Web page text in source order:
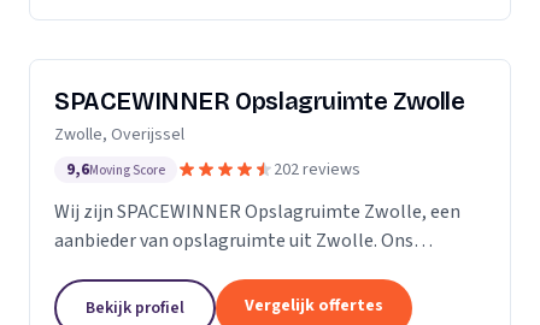
SPACEWINNER Opslagruimte Zwolle
Zwolle, Overijssel
9,6Moving Score 202 reviews
Wij zijn SPACEWINNER Opslagruimte Zwolle, een
aanbieder van opslagruimte uit Zwolle. Ons
Bekijk profiel Vergelijk offertes